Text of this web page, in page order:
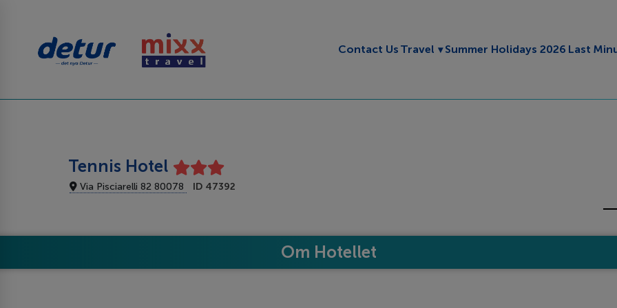
Contact Us Travel Toggle submenu
Summer Holidays 2026 Last
Tennis Hotel
Via Pisciarelli 82 80078 ID 47392
Om Hotellet